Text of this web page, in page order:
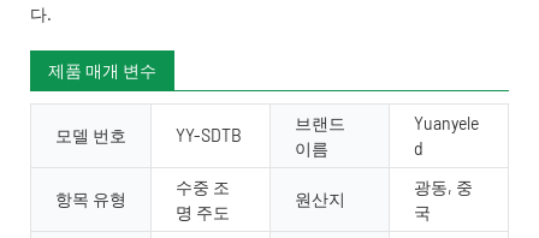
다.
제품 매개 변수
모델 번호 YY-SDTB
브랜드
이름
Yuanyele
d
항목 유형
수중 조
명 주도
원산지
광동, 중
국